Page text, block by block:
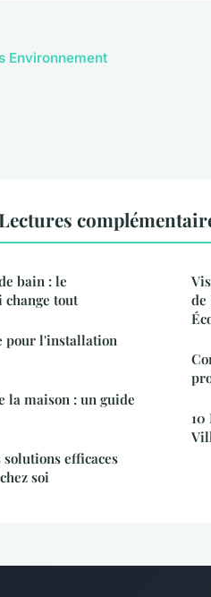
Environnement
bain : le
tout
pour l'installation
la maison : un guide
efficaces
soi
de
10